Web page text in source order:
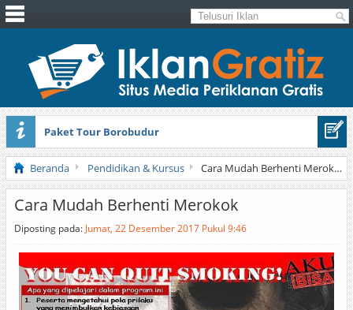
Paket Tour Borobudur
Sewa Tenda Pernikahan Di Bogor
Beranda Pendidikan & Kursus Cara Mudah Berhenti Merokok
Cara Mudah Berhenti Merokok
Diposting pada: Jumat, 22 Desember 2017 Pukul 9:46